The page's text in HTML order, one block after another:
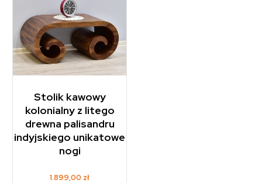
Stolik kawowy
kolonialny z litego
drewna palisandru
indyjskiego unikatowe
nogi
1.899,00 zł